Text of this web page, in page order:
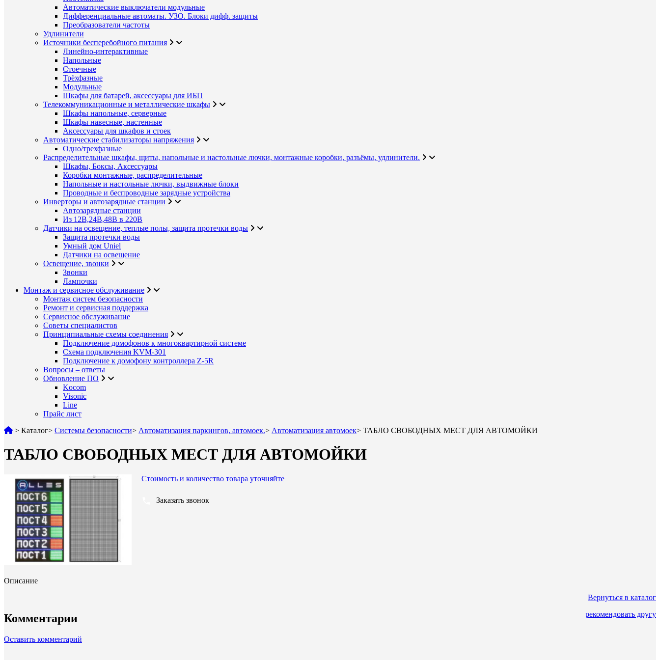
Автоматические выключатели модульные
Дифференциальные автоматы. УЗО. Блоки дифф. защиты
Преобразователи частоты
Удлинители
Источники бесперебойного питания
Линейно-интерактивные
Напольные
Стоечные
Трёхфазные
Модульные
Шкафы для батарей, аксессуары для ИБП
Телекоммуникационные и металлические шкафы
Шкафы напольные, серверные
Шкафы навесные, настенные
Аксессуары для шкафов и стоек
Автоматические стабилизаторы напряжения
Одно/трехфазные
Распределительные шкафы, щиты, напольные и настольные лючки, монтажные коробки, разъёмы, удлинители.
Шкафы, Боксы, Аксессуары
Коробки монтажные, распределительные
Напольные и настольные лючки, выдвижные блоки
Проводные и беспроводные зарядные устройства
Инверторы и автозарядные станции
Автозарядные станции
Из 12В,24В,48В в 220В
Датчики на освещение, теплые полы, защита протечки воды
Защита протечки воды
Умный дом Uniel
Датчики на освещение
Освещение, звонки
Звонки
Лампочки
Монтаж и сервисное обслуживание
Монтаж систем безопасности
Ремонт и сервисная поддержка
Сервисное обслуживание
Советы специалистов
Принципиальные схемы соединения
Подключение домофонов к многоквартирной системе
Схема подключения KVM-301
Подключение к домофону контроллера Z-5R
Вопросы – ответы
Обновление ПО
Kocom
Visonic
Line
Прайс лист
> Каталог> Системы безопасности> Автоматизация паркингов, автомоек.> Автоматизация автомоек> ТАБЛО СВОБОДНЫХ МЕСТ ДЛЯ АВТОМОЙКИ
ТАБЛО СВОБОДНЫХ МЕСТ ДЛЯ АВТОМОЙКИ
Стоимость и количество товара уточняйте
Заказать звонок
Описание
Вернуться в каталог
рекомендовать другу
Комментарии
Оставить комментарий